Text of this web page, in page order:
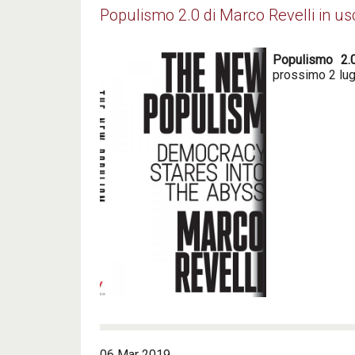
Populismo 2.0 di Marco Revelli in
Populismo
prossimo 2